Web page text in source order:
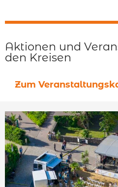
Aktionen und
den Kreisen
Zum